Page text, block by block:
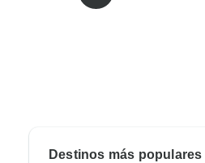
Destinos más populares